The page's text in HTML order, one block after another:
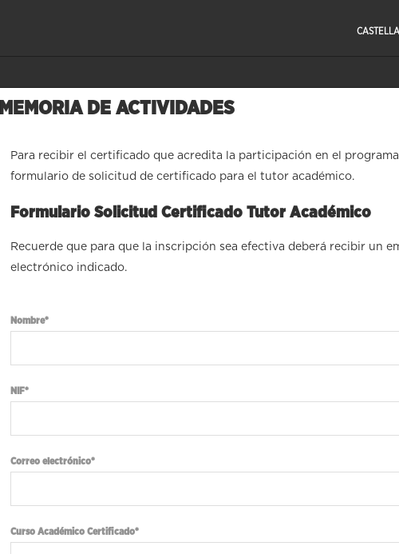
DE ACTIVIDADES
Para recibir el certificado que acredita la participación en el
formulario de solicitud de certificado para el tutor académico.
Formulario Solicitud Certificado Tutor Académico
Recuerde que para que la inscripción sea efectiva deberá recibir un
electrónico indicado.
Nombre*
NIF*
Correo electrónico*
Curso Académico Certificado*